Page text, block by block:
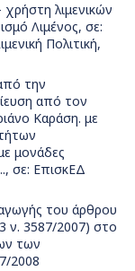
λιμενικών
Λιμένος, σε:
Πολιτική,
την
από τον
Καράση. με
μονάδες
σε: ΕπισκΕΔ
του άρθρου
ν. 3587/2007) στο
των
2008